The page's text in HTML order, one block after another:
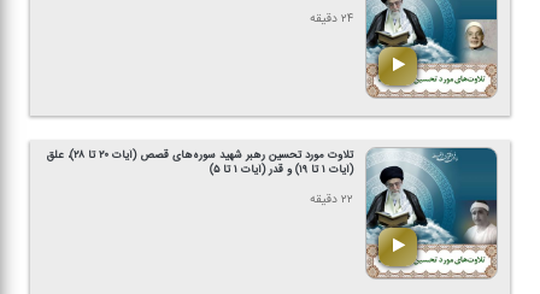
۲۴ دقیقه
تلاوت مورد تحسین رهبر شهید سوره‌های قصص (آیات ۲۰ تا ۲۸)، علق
(آیات ۱ تا ۱۹) و قدر (آیات ۱ تا ۵)
۲۲ دقیقه